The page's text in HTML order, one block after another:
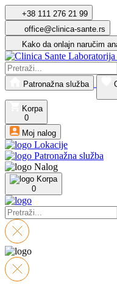
+38 111 276 21 99
office@clinica-sante.rs
Kako da onlajn naručim
Patronažna služba
Korpa
0
Moj nalog
Lokacije
Patronažna služba
Nalog
Korpa
0